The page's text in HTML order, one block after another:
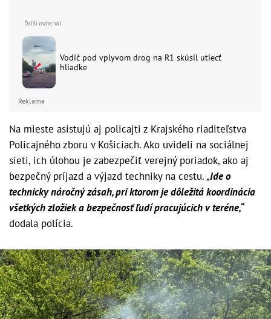
Vodič pod vplyvom drog na R1 skúsil utiecť
hliadke
Reklama
Na mieste asistujú aj policajti z Krajského riaditeľstva
Policajného zboru v Košiciach. Ako uvideli na sociálnej
sieti, ich úlohou je zabezpečiť verejný poriadok, ako aj
bezpečný príjazd a výjazd techniky na cestu. „Ide o
technicky náročný zásah, pri ktorom je dôležitá koordinácia
všetkých zložiek a bezpečnosť ľudí pracujúcich v teréne,“
dodala polícia.